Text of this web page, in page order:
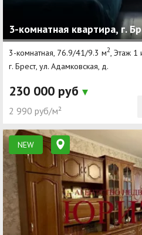
3-комнатная квартира, г.
3-комнатная, 76.9/41/9.3 м2 , Этаж 1
г. Брест, ул. Адамковская, д.
230 000 руб
2 990 руб/м²
NEW